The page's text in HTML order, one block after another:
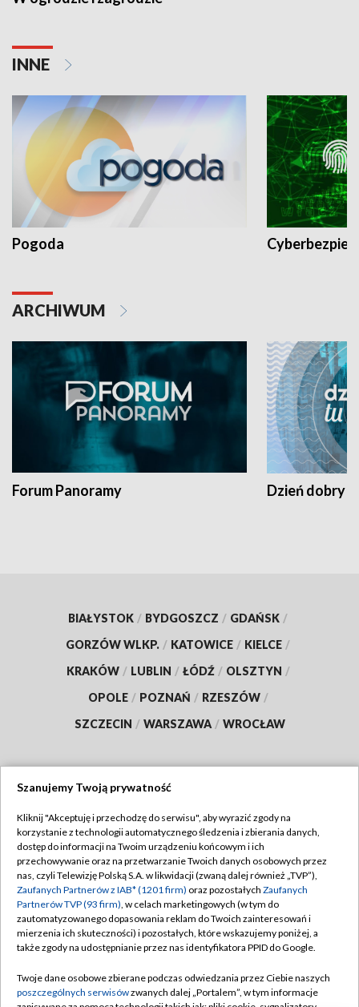
INNE
Pogoda
ARCHIWUM
Forum Panoramy Dzień dobry
BIAŁYSTOK / BYDGOSZCZ / GDAŃSK /
GORZÓW WLKP. / KATOWICE / KIELCE /
KRAKÓW / LUBLIN / ŁÓDŹ / OLSZTYN /
OPOLE / POZNAŃ / RZESZÓW /
SZCZECIN / WARSZAWA / WROCŁAW
TVP
Abonament TVP
Emisja w TVP
Centrum informacji TVP
Naziemna Telewizja Cyfrowa
Rada Programowa
Regulamin TVP
Polityka prywatności
Moje zgody
Pomoc
Kontakt
Szanujemy Twoją prywatność
Kliknij "Akceptuję i przechodzę do serwisu", aby wyrazić zgody na
korzystanie z technologii automatycznego śledzenia i zbierania danych,
dostęp do informacji na Twoim urządzeniu końcowym i ich
przechowywanie oraz na przetwarzanie Twoich danych osobowych przez
nas, czyli Telewizję Polską S.A. w likwidacji (zwaną dalej również „TVP”),
Zaufanych Partnerów z IAB* (1201 firm) oraz pozostałych Zaufanych
Partnerów TVP (93 firm), w celach marketingowych (w tym do
zautomatyzowanego dopasowania reklam do Twoich zainteresowań i
mierzenia ich skuteczności) i pozostałych, które wskazujemy poniżej, a
także zgody na udostępnianie przez nas identyfikatora PPID do Google.
Twoje dane osobowe zbierane podczas odwiedzania przez Ciebie naszych
poszczególnych serwisówzwanych dalej „Portalem”, w tym informacje